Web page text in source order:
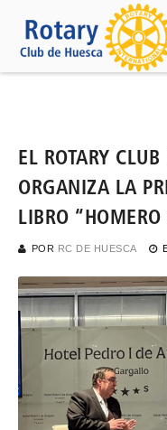
EL ROTARY
ORGANIZA LA
LIBRO
POR RC DE HUESCA